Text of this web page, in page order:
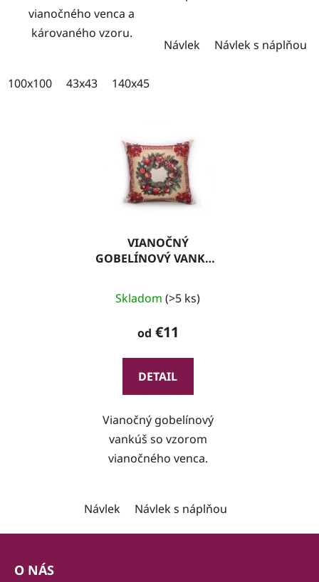
vianočného venca a
károvaného vzoru.
100x100 43x43 140x45
Návlek Návlek s náplňou
VIANOČNÝ
GOBELÍNOVÝ VANKÚŠ
Skladom (>5 ks)
od €11
DETAIL
Vianočný gobelínový
vankúš so vzorom
vianočného venca.
Návlek Návlek s náplňou
Z
O NÁS